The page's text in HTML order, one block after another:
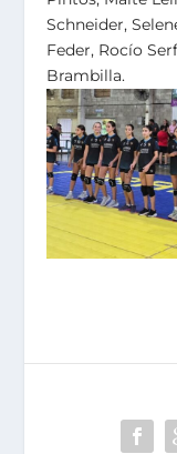
Schneider,
Feder, Rocío
Brambilla.